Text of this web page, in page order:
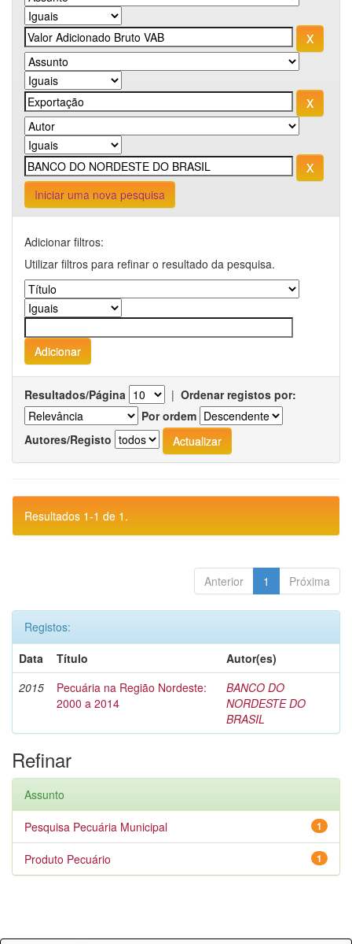
Iniciar uma nova pesquisa
Adicionar filtros:
Utilizar filtros para refinar o resultado da pesquisa.
Resultados/Página | Ordenar registos por:
Por ordem
Autores/Registo
Resultados 1-1 de 1.
Anterior 1 Próxima
Registos:
Data
Título
Autor(es)
2015
Pecuária na Região Nordeste:
2000 a 2014
BANCO DO
NORDESTE DO
BRASIL
Refinar
Assunto
1
Pesquisa Pecuária Municipal
1
Produto Pecuário